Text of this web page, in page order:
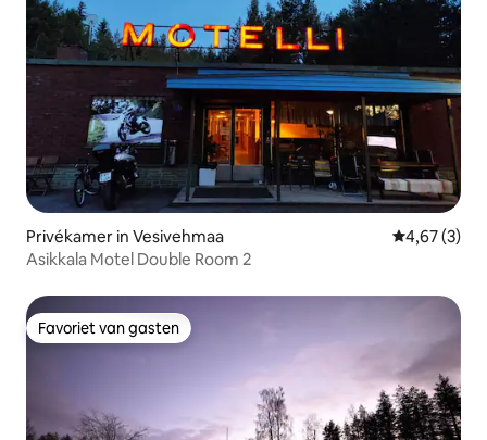
Privékamer in Vesivehmaa
4,67 (3)
Asikkala Motel Double Room 2
Favoriet van gasten
Favoriet van gasten